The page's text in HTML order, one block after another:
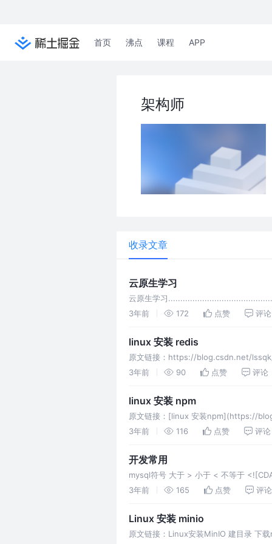
首页 沸点 课程 APP
架构师
收录文章
云原生学习
云原生学习
3年前
172 点赞 评论
linux 安装 redis
原文链接：https://blog.csdn.net/
3年前
90 点赞 评论
linux 安装 npm
原文链接：[linux 安装npm](https://
3年前
116 点赞 评论
开发常用
mysql符号 大于 > 小于 < 不等于
3年前
165 点赞 评论
Linux 安装 minio
原文链接：Linux安装MinIO 建目录 下